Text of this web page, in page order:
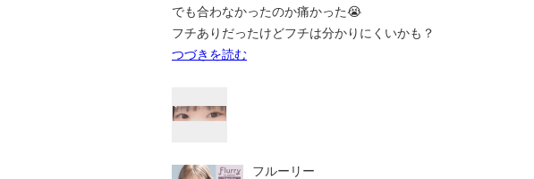
でも合わなかったのか痛かった😭
フチありだったけどフチは分かりにくいかも？
つづきを読む
フルーリー